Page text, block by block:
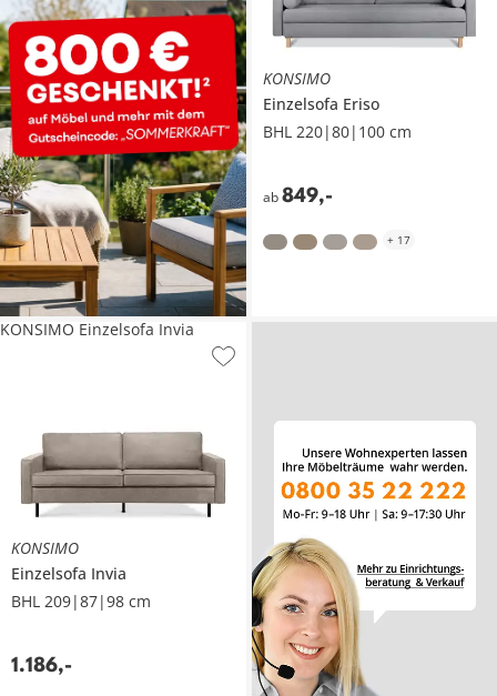
KONSIMO
Einzelsofa Eriso
BHL 220|80|100 cm
ab 849,-
+ 17
KONSIMO
Einzelsofa Invia
BHL 209|87|98 cm
1.186,-
KONSIMO Einzelsofa Invia